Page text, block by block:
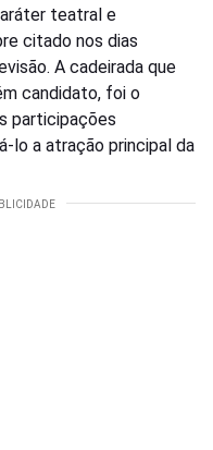
teatral e
citado nos dias
A cadeirada que
candidato, foi o
participações
lo a atração principal da